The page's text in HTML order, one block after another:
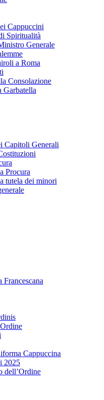
Cappuccini
Spiritualità
Generale
a Roma
Consolazione
Garbatella
Capitoli Generali
Procura
tutela dei minori
Cappuccina
2025
dell’Ordine